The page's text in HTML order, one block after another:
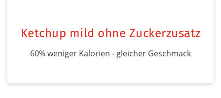
Ketchup mild ohne Zuckerzusatz
60% weniger Kalorien - gleicher Geschmack